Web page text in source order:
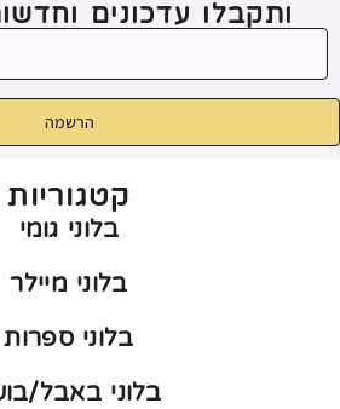
ותקבלו עדכונים
הרשמה
קטגוריות
בלוני גומי
בלוני מיילר
בלוני ספרות
בלוני באבל/